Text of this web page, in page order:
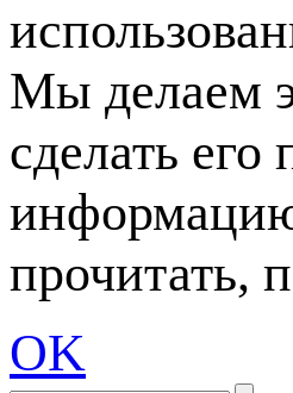
Мы делаем
сделать
прочитать,
OK